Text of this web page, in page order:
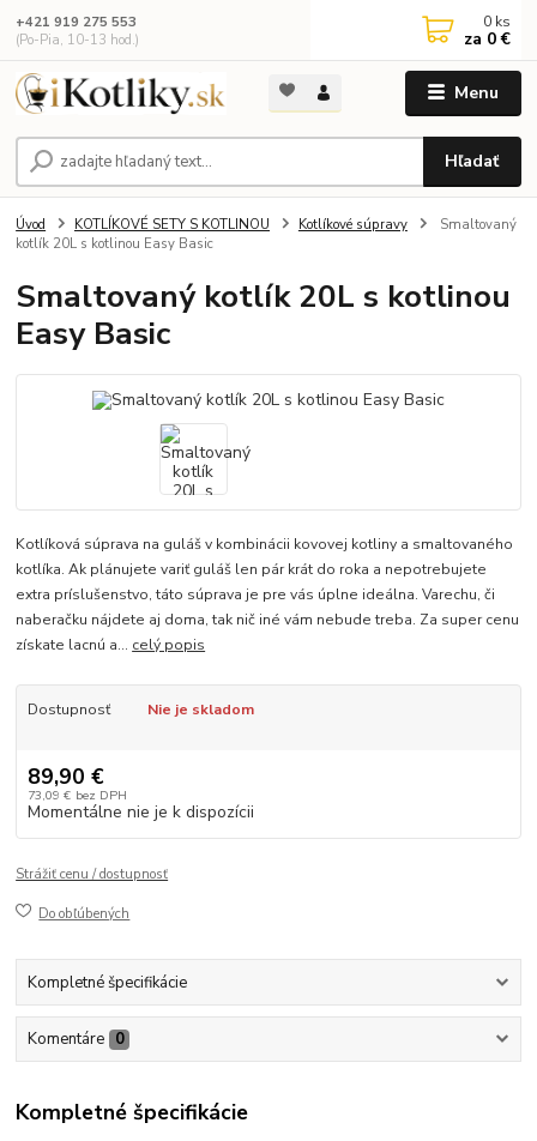
Menu
Hľadať
+421 919 275 553
(Po-Pia, 10-13 hod.)
0 ks
za 0 €
Úvod KOTLÍKOVÉ SETY S KOTLINOU Kotlíkové súpravy
Smaltovaný
kotlík 20L s kotlinou Easy Basic
Smaltovaný kotlík 20L s kotlinou
Easy Basic
Kotlíková súprava na guláš v kombinácii kovovej kotliny a smaltovaného
kotlíka. Ak plánujete variť guláš len pár krát do roka a nepotrebujete
extra príslušenstvo, táto súprava je pre vás úplne ideálna. Varechu, či
naberačku nájdete aj doma, tak nič iné vám nebude treba. Za super cenu
získate lacnú a... celý popis
Dostupnosť Nie je skladom
89,90 €
73,09 € bez DPH
Momentálne nie je k dispozícii
Strážiť cenu / dostupnosť
Do obľúbených
Kompletné špecifikácie
Komentáre 0
Kompletné špecifikácie